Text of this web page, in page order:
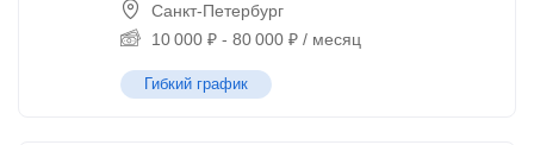
Санкт-Петербург
10 000 ₽ - 80 000 ₽ / месяц
Гибкий график